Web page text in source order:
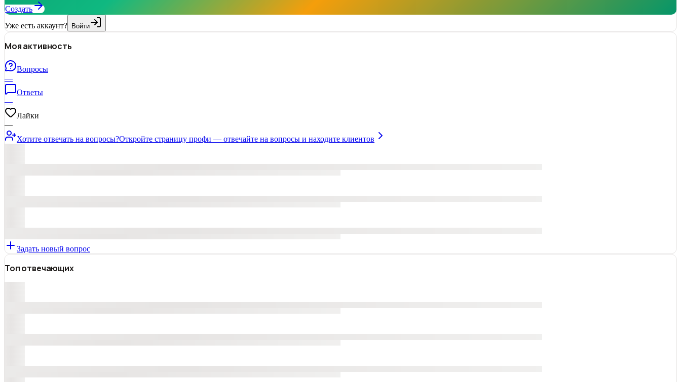
Создать
Уже есть аккаунт? Войти
Моя активность
Вопросы
—
Ответы
—
Лайки
—
Хотите отвечать на вопросы?Откройте страницу профи — отвечайте на вопросы и находите клиентов
Задать новый вопрос
Топ отвечающих